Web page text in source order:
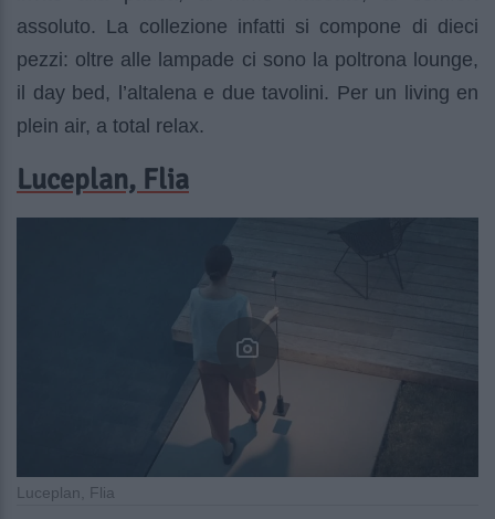
assoluto. La collezione infatti si compone di dieci
pezzi: oltre alle lampade ci sono la poltrona lounge,
il day bed, l’altalena e due tavolini. Per un living en
plein air, a total relax.
Luceplan, Flia
Luceplan, Flia